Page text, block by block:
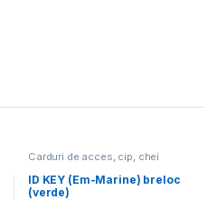
Carduri de acces, cip, chei
ID KEY (Em-Marine) breloc
(verde)